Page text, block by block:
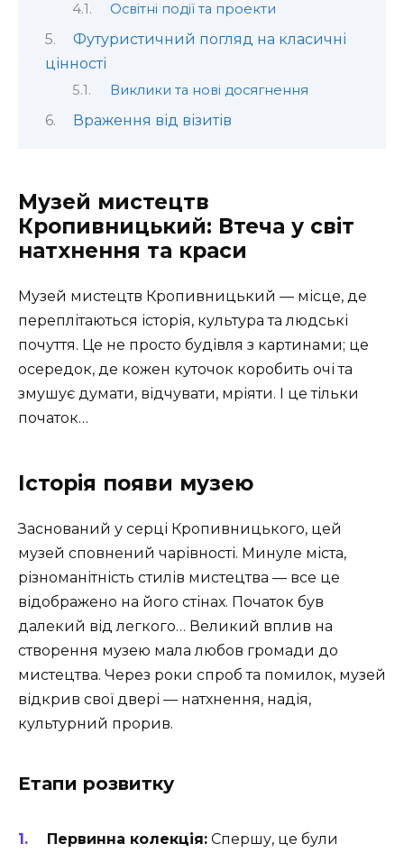
Освітні події та проекти
Футуристичний погляд на класичні
цінності
Виклики та нові досягнення
Враження від візитів
Музей мистецтв
Кропивницький: Втеча у світ
натхнення та краси
Музей мистецтв Кропивницький — місце, де
переплітаються історія, культура та людські
почуття. Це не просто будівля з картинами; це
осередок, де кожен куточок коробить очі та
змушує думати, відчувати, мріяти. І це тільки
початок…
Історія появи музею
Заснований у серці Кропивницького, цей
музей сповнений чарівності. Минуле міста,
різноманітність стилів мистецтва — все це
відображено на його стінах. Початок був
далекий від легкого… Великий вплив на
створення музею мала любов громади до
мистецтва. Через роки спроб та помилок, музей
відкрив свої двері — натхнення, надія,
культурний прорив.
Етапи розвитку
Первинна колекція: Спершу, це були